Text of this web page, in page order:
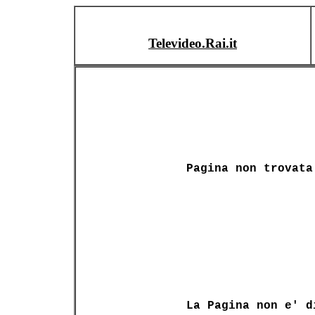
Televideo.Rai.it
Pagina non trovata
La Pagina non e'